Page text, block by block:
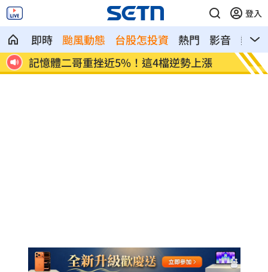
登入
即時 颱風動態 台股怎投資 熱門 影音
熱搜
記憶體二哥重挫近5%！這4檔逆勢上漲 轟藍